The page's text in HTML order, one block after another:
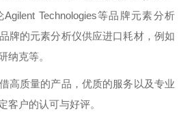
Technologies等品牌元素分析
牌的元素分析仪供应进口耗材，例如
纳克等。
高质量的产品，优质的服务以及专业
客户的认可与好评。